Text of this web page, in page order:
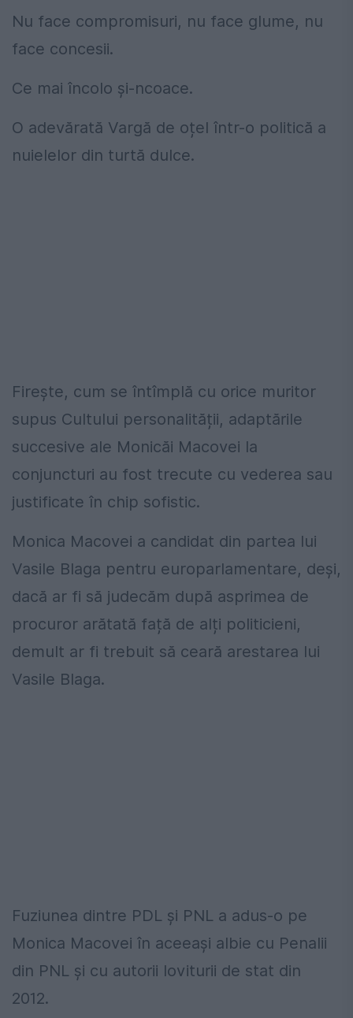
Nu face compromisuri, nu face glume, nu
face concesii.
Ce mai încolo și-ncoace.
O adevărată Vargă de oțel într-o politică a
nuielelor din turtă dulce.
Firește, cum se întîmplă cu orice muritor
supus Cultului personalității, adaptările
succesive ale Monicăi Macovei la
conjuncturi au fost trecute cu vederea sau
justificate în chip sofistic.
Monica Macovei a candidat din partea lui
Vasile Blaga pentru europarlamentare, deși,
dacă ar fi să judecăm după asprimea de
procuror arătată față de alți politicieni,
demult ar fi trebuit să ceară arestarea lui
Vasile Blaga.
Fuziunea dintre PDL și PNL a adus-o pe
Monica Macovei în aceeași albie cu Penalii
din PNL și cu autorii loviturii de stat din
2012.